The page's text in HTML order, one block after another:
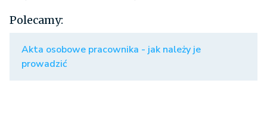
Polecamy:
Akta osobowe pracownika - jak należy je
prowadzić